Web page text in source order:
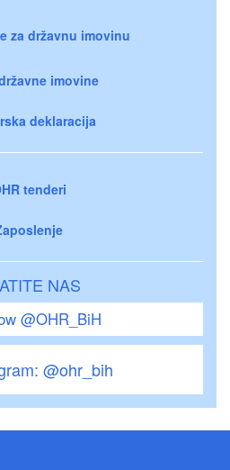
za državnu imovinu
imovine
deklaracija
tenderi
NAS
@OHR_BiH
@ohr_bih